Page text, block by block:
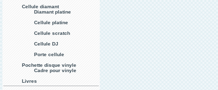
Cellule diamant
Diamant platine
Cellule platine
Cellule scratch
Cellule DJ
Porte cellule
Pochette disque vinyle
Cadre pour vinyle
Livres